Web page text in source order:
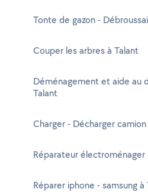
Tonte de gazon -
Couper les arbres à Talant
Déménagement et aide au
Talant
Charger - Décharger
Réparateur électroménager
Réparer iphone - samsung à